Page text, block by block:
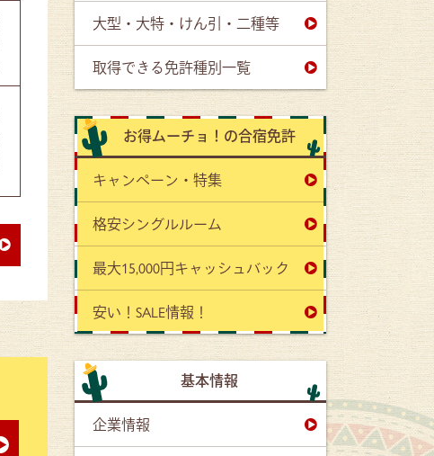
大型・大特・けん引・二種等
取得できる免許種別一覧
お得ムーチョ！の合宿免許
キャンペーン・特集
格安シングルルーム
最大15,000円キャッシュバック
安い！SALE情報！
基本情報
企業情報